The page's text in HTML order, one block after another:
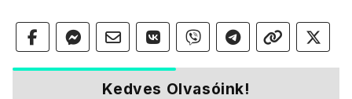
Kedves Olvasóink!